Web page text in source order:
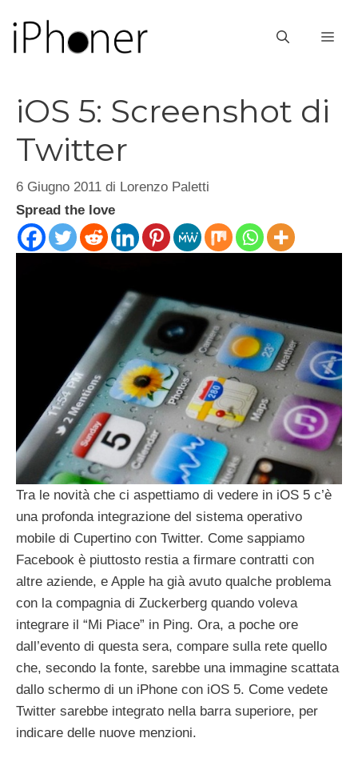
contenuto
iOS 5: Screenshot di
Twitter
6 Giugno 2011 di Lorenzo Paletti
Spread the love
Tra le novità che ci aspettiamo di vedere in iOS 5 c’è
una profonda integrazione del sistema operativo
mobile di Cupertino con Twitter. Come sappiamo
Facebook è piuttosto restia a firmare contratti con
altre aziende, e Apple ha già avuto qualche problema
con la compagnia di Zuckerberg quando voleva
integrare il “Mi Piace” in Ping. Ora, a poche ore
dall’evento di questa sera, compare sulla rete quello
che, secondo la fonte, sarebbe una immagine scattata
dallo schermo di un iPhone con iOS 5. Come vedete
Twitter sarebbe integrato nella barra superiore, per
indicare delle nuove menzioni.